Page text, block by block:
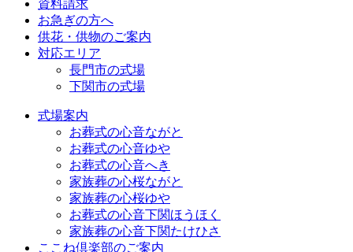
資料請求
お急ぎの方へ
供花・供物のご案内
対応エリア
長門市の式場
下関市の式場
式場案内
お葬式の心音ながと
お葬式の心音ゆや
お葬式の心音へき
家族葬の心桜ながと
家族葬の心桜ゆや
お葬式の心音下関ほうほく
家族葬の心音下関たけひさ
ここね倶楽部のご案内